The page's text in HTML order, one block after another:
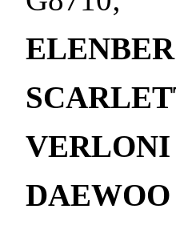
VERLONI
DAEWOO